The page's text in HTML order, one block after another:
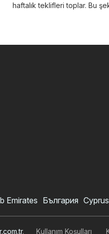
haftalık teklifleri toplar. Bu
Emirates България Cyprus
. Kullanım Koşulları